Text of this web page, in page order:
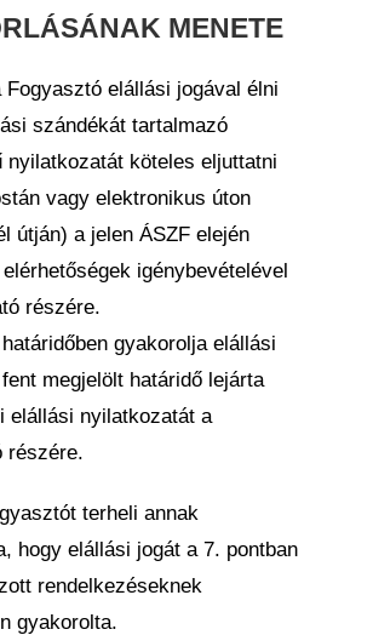
MENETE
Fogyasztó elállási jogával élni
szándékát tartalmazó
nyilatkozatát köteles eljuttatni
vagy elektronikus úton
útján) a jelen ÁSZF elején
igénybevételével
részére.
gyakorolja elállási
megjelölt határidő lejárta
elállási nyilatkozatát a
részére.
terheli annak
hogy elállási jogát a 7. pontban
rendelkezéseknek
gyakorolta.